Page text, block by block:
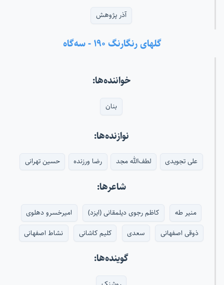
آذر پژوهش
گلهای رنگارنگ ۱۹۰ - سه‌گاه
خواننده‌ها:
بنان
نوازنده‌ها:
علی تجویدی لطف‌الله مجد رضا ورزنده حسین تهرانی
شاعرها:
منیر طه کاظم رجوی دیلمقانی (ایزد)
امیرخسرو دهلوی
ذوقی اصفهانی
سعدی کلیم کاشانی نشاط اصفهانی
گوینده‌ها: